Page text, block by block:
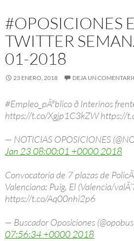
#OPOSICIONES
TWITTER
01-2018
23 ENERO, 2018 DEJA UN
#Empleo_pÃºblico ð Interinos frente
https://t.co/Xgjp1C3kZW https://
— NOTICIAS OPOSICIONES
Jan 23 08:00:01 +0000 2018
Convocatoria de 7 plazas de
Valenciana: Puig, El (Valencia/
https://t.co/Aq00nhi2p6
— Buscador Oposiciones
07:56:34 +0000 2018